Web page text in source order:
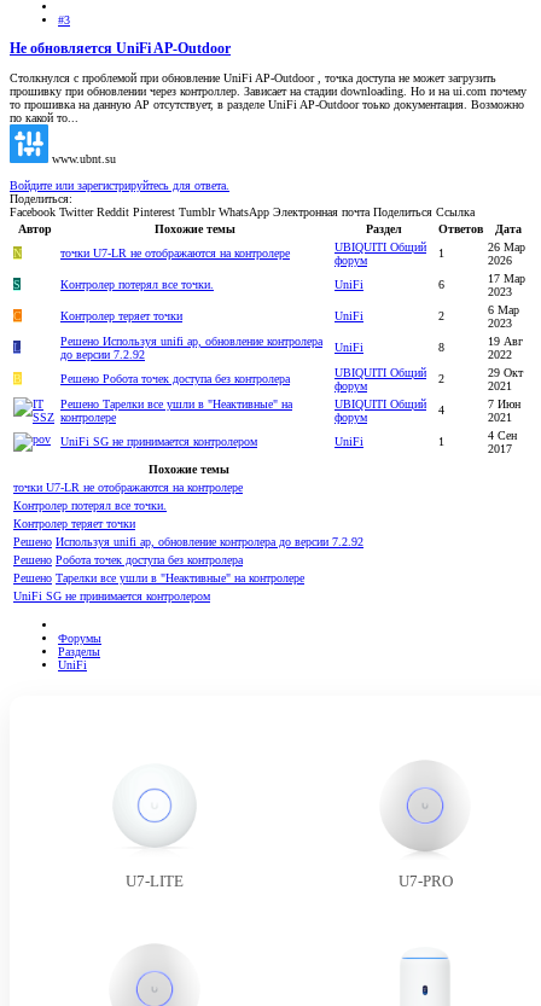
#3
Не обновляется UniFi AP-Outdoor
Столкнулся с проблемой при обновление UniFi AP-Outdoor , точка доступа не может загрузить
прошивку при обновлении через контроллер. Зависает на стадии downloading. Но и на ui.com почему
то прошивка на данную AP отсутствует, в разделе UniFi AP-Outdoor тоько документация. Возможно
по какой то...
www.ubnt.su
Войдите или зарегистрируйтесь для ответа.
Поделиться:
Facebook Twitter Reddit Pinterest Tumblr WhatsApp Электронная почта Поделиться Ссылка
Автор
Похожие темы Раздел Ответов
Дата
N
точки U7-LR не отображаются на контролере
UBIQUITI Общий
форум
1
26 Мар
2026
S
Контролер потерял все точки. UniFi 6
17 Мар
2023
C
Контролер теряет точки UniFi 2
6 Мар
2023
L
Решено Используя unifi ap, обновление контролера
до версии 7.2.92
UniFi 8
19 Авг
2022
В
Решено Робота точек доступа без контролера
UBIQUITI Общий
форум
2
29 Окт
2021
Решено Тарелки все ушли в "Неактивные" на
контролере
UBIQUITI Общий
форум
4
7 Июн
2021
UniFi SG не принимается контролером
UniFi 1
4 Сен
2017
Похожие темы
точки U7-LR не отображаются на контролере
Контролер потерял все точки.
Контролер теряет точки
Решено Используя unifi ap, обновление контролера до версии 7.2.92
Решено Робота точек доступа без контролера
Решено Тарелки все ушли в "Неактивные" на контролере
UniFi SG не принимается контролером
Форумы
Разделы
UniFi
U7-LITE U7-PRO